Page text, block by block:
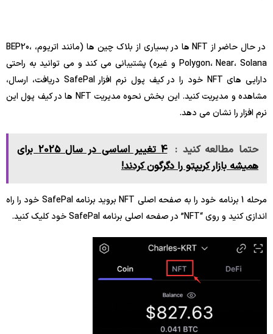
در حال حاضر از NFT ها در بسیاری از بلاک چین ها (مانند اتریوم، BEP20،
Polygon، Near، Solana و غیره) پشتیبانی می کند و می توانید به راحتی
دارایی های NFT خود را در کیف پول نرم افزار SafePal دریافت، ارسال،
مشاهده و مدیریت کنید.
این بخش نحوه مدیریت NFT ها در کیف پول این
نرم افزار را نشان می دهد.
حتما مطالعه کنید :
4 تغییر اساسی در سال 2025 برای
همیشه بازار کریپتو را دگرگون کردند!
مرحله 1 برنامه خود را به صفحه اصلی NFT بروید برنامه SafePal خود را راه
اندازی کنید و روی “NFT” در صفحه اصلی برنامه SafePal خود کلیک کنید.